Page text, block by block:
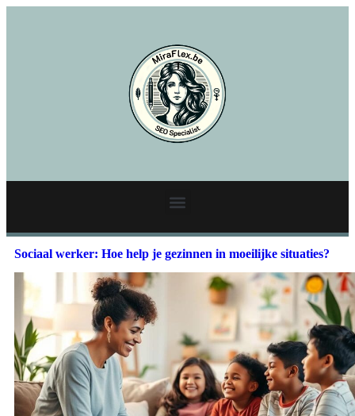
Sociaal werker: Hoe help je gezinnen in moeilijke situaties?